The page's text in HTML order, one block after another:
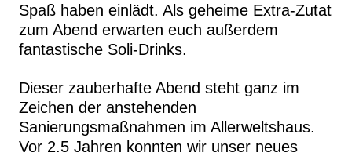
Spaß haben einlädt. Als geheime Extra-Zutat
zum Abend erwarten euch außerdem
fantastische Soli-Drinks.
Dieser zauberhafte Abend steht ganz im
Zeichen der anstehenden
Sanierungsmaßnahmen im Allerweltshaus.
Vor 2.5 Jahren konnten wir unser neues